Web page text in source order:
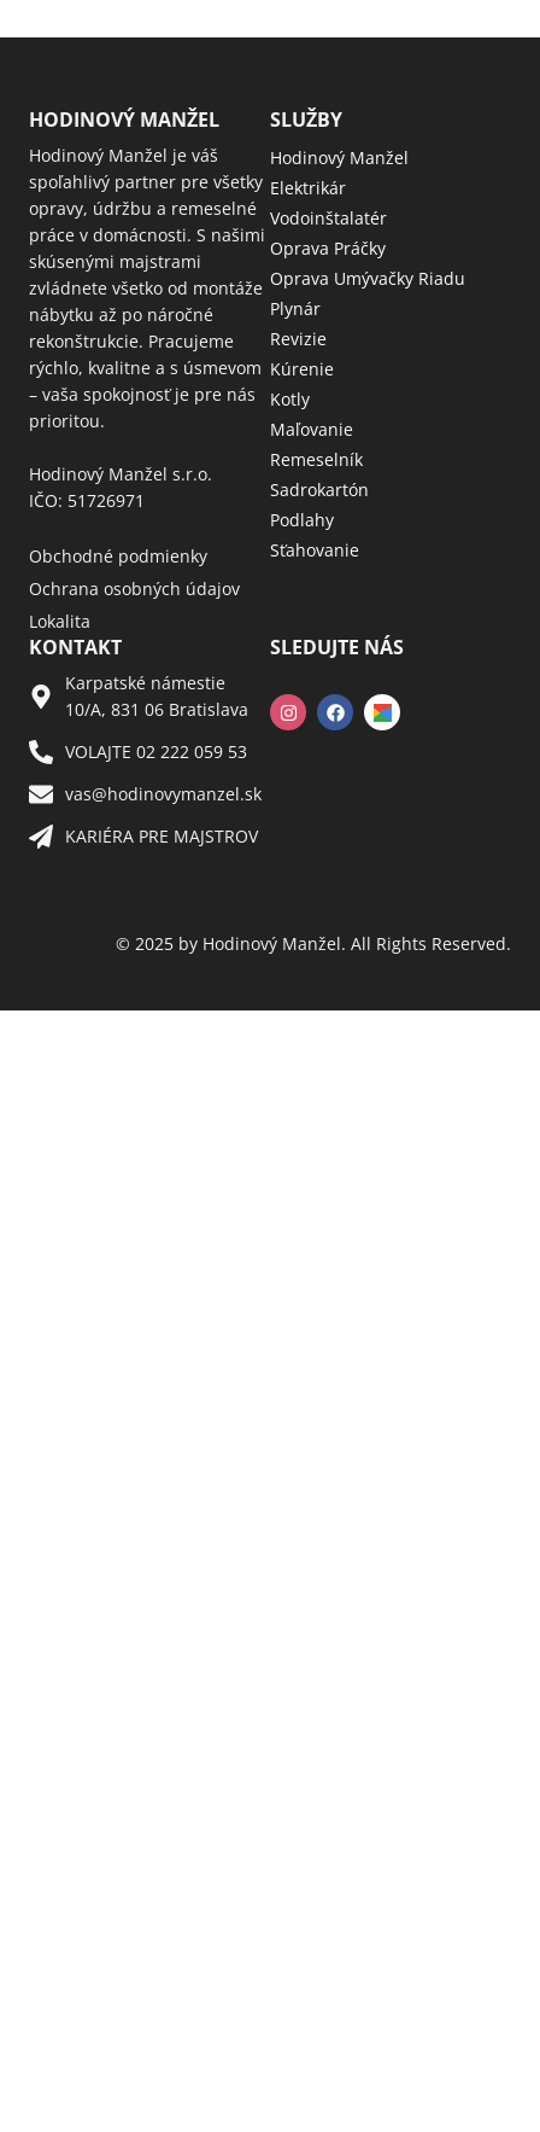
HODINOVÝ MANŽEL
Hodinový Manžel je váš
spoľahlivý partner pre všetky
opravy, údržbu a remeselné
práce v domácnosti. S našimi
skúsenými majstrami
zvládnete všetko od montáže
nábytku až po náročné
rekonštrukcie. Pracujeme
rýchlo, kvalitne a s úsmevom
– vaša spokojnosť je pre nás
prioritou.
Hodinový Manžel s.r.o.
IČO: 51726971
Obchodné podmienky
Ochrana osobných údajov
Lokalita
SLUŽBY
Hodinový Manžel
Elektrikár
Vodoinštalatér
Oprava Práčky
Oprava Umývačky Riadu
Plynár
Revizie
Kúrenie
Kotly
Maľovanie
Remeselník
Sadrokartón
Podlahy
Sťahovanie
KONTAKT
Karpatské námestie
10/A, 831 06 Bratislava
VOLAJTE 02 222 059 53​
vas@hodinovymanzel.sk​
KARIÉRA PRE MAJSTROV​
SLEDUJTE NÁS
© 2025 by Hodinový Manžel. All Rights Reserved.